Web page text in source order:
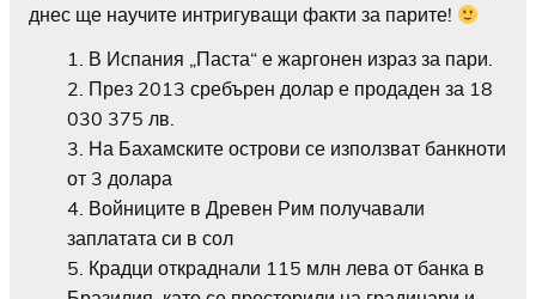
днес ще научите интригуващи факти за парите!
В Испания „Паста“ е жаргонен израз за пари.
През 2013 сребърен долар е продаден за 18
030 375 лв.
На Бахамските острови се използват банкноти
от 3 долара
Войниците в Древен Рим получавали
заплатата си в сол
Крадци откраднали 115 млн лева от банка в